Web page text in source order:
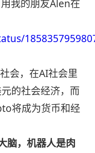
我的朋友Alen在
会，在AI社会里
的社会经济，而
将成为货币和经
脑，机器人是肉